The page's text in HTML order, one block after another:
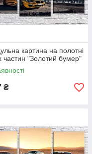
картина на полотні
частин "Золотий бумер"
₴